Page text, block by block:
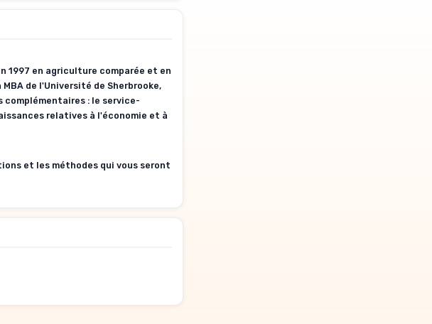
1997 en agriculture comparée et en
de l'Université de Sherbrooke,
complémentaires : le service-
relatives à l'économie et à
et les méthodes qui vous seront